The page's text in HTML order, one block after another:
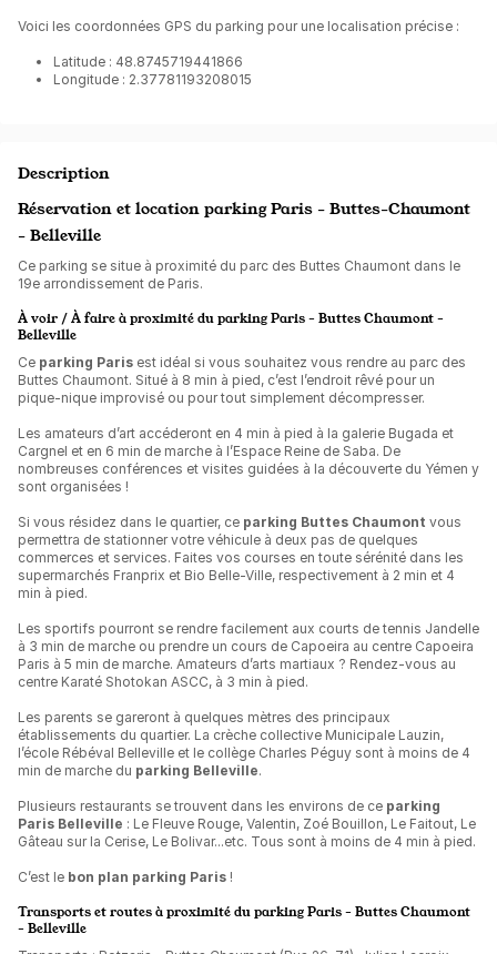
Voici les coordonnées GPS du parking pour une localisation précise :
Latitude : 48.8745719441866
Longitude : 2.37781193208015
Description
Réservation et location parking Paris - Buttes-Chaumont
- Belleville
Ce parking se situe à proximité du parc des Buttes Chaumont dans le
19e arrondissement de Paris.
À voir / À faire à proximité du parking Paris - Buttes Chaumont -
Belleville
Ce parking Paris est idéal si vous souhaitez vous rendre au parc des
Buttes Chaumont. Situé à 8 min à pied, c’est l’endroit rêvé pour un
pique-nique improvisé ou pour tout simplement décompresser.
Les amateurs d’art accéderont en 4 min à pied à la galerie Bugada et
Cargnel et en 6 min de marche à l’Espace Reine de Saba. De
nombreuses conférences et visites guidées à la découverte du Yémen y
sont organisées !
Si vous résidez dans le quartier, ce parking Buttes Chaumont vous
permettra de stationner votre véhicule à deux pas de quelques
commerces et services. Faites vos courses en toute sérénité dans les
supermarchés Franprix et Bio Belle-Ville, respectivement à 2 min et 4
min à pied.
Les sportifs pourront se rendre facilement aux courts de tennis Jandelle
à 3 min de marche ou prendre un cours de Capoeira au centre Capoeira
Paris à 5 min de marche. Amateurs d’arts martiaux ? Rendez-vous au
centre Karaté Shotokan ASCC, à 3 min à pied.
Les parents se gareront à quelques mètres des principaux
établissements du quartier. La crèche collective Municipale Lauzin,
l’école Rébéval Belleville et le collège Charles Péguy sont à moins de 4
min de marche du parking Belleville.
Plusieurs restaurants se trouvent dans les environs de ce parking
Paris Belleville : Le Fleuve Rouge, Valentin, Zoé Bouillon, Le Faitout, Le
Gâteau sur la Cerise, Le Bolivar...etc. Tous sont à moins de 4 min à pied.
C’est le bon plan parking Paris !
Transports et routes à proximité du parking Paris - Buttes Chaumont
- Belleville